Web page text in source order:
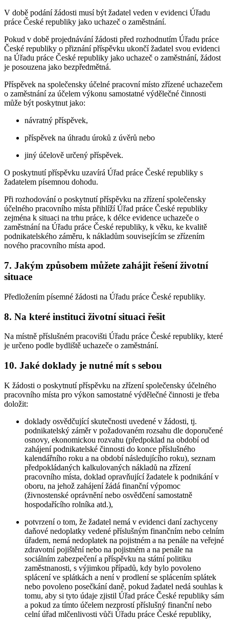
V době podání žádosti musí být žadatel veden v evidenci Úřadu
práce České republiky jako uchazeč o zaměstnání.
Pokud v době projednávání žádosti před rozhodnutím Úřadu práce
České republiky o přiznání příspěvku ukončí žadatel svou evidenci
na Úřadu práce České republiky jako uchazeč o zaměstnání, žádost
je posouzena jako bezpředmětná.
Příspěvek na společensky účelné pracovní místo zřízené uchazečem
o zaměstnání za účelem výkonu samostatné výdělečné činnosti
může být poskytnut jako:
návratný příspěvek,
příspěvek na úhradu úroků z úvěrů nebo
jiný účelově určený příspěvek.
O poskytnutí příspěvku uzavírá Úřad práce České republiky s
žadatelem písemnou dohodu.
Při rozhodování o poskytnutí příspěvku na zřízení společensky
účelného pracovního místa přihlíží Úřad práce České republiky
zejména k situaci na trhu práce, k délce evidence uchazeče o
zaměstnání na Úřadu práce České republiky, k věku, ke kvalitě
podnikatelského záměru, k nákladům souvisejícím se zřízením
nového pracovního místa apod.
7. Jakým způsobem můžete zahájit řešení životní
situace
Předložením písemné žádosti na Úřadu práce České republiky.
8. Na které instituci životní situaci řešit
Na místně příslušném pracovišti Úřadu práce České republiky, které
je určeno podle bydliště uchazeče o zaměstnání.
10. Jaké doklady je nutné mít s sebou
K žádosti o poskytnutí příspěvku na zřízení společensky účelného
pracovního místa pro výkon samostatné výdělečné činnosti je třeba
doložit:
doklady osvědčující skutečnosti uvedené v žádosti, tj.
podnikatelský záměr v požadovaném rozsahu dle doporučené
osnovy, ekonomickou rozvahu (předpoklad na období od
zahájení podnikatelské činnosti do konce příslušného
kalendářního roku a na období následujícího roku), seznam
předpokládaných kalkulovaných nákladů na zřízení
pracovního místa, doklad opravňující žadatele k podnikání v
oboru, na jehož zahájení žádá finanční výpomoc
(živnostenské oprávnění nebo osvědčení samostatně
hospodařícího rolníka atd.),
potvrzení o tom, že žadatel nemá v evidenci daní zachyceny
daňové nedoplatky vedené příslušným finančním nebo celním
úřadem, nemá nedoplatek na pojistném a na penále na veřejné
zdravotní pojištění nebo na pojistném a na penále na
sociálním zabezpečení a příspěvku na státní politiku
zaměstnanosti, s výjimkou případů, kdy bylo povoleno
splácení ve splátkách a není v prodlení se splácením splátek
nebo povoleno posečkání daně, pokud žadatel nedá souhlas k
tomu, aby si tyto údaje zjistil Úřad práce České republiky sám
a pokud za tímto účelem nezprostí příslušný finanční nebo
celní úřad mlčenlivosti vůči Úřadu práce České republiky,